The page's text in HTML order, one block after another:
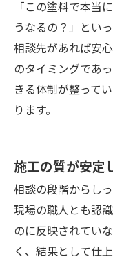
「この塗料で本当
うなるの？」とい
相談先があれば安
のタイミングであ
きる体制が整って
ります。
施工の質が安定
相談の段階からし
現場の職人とも認
のに反映されてい
く、結果として仕